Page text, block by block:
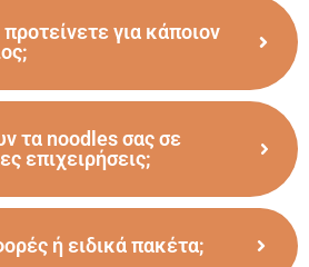
για κάποιον
τα noodles σας σε
επιχειρήσεις;
ή ειδικά πακέτα;